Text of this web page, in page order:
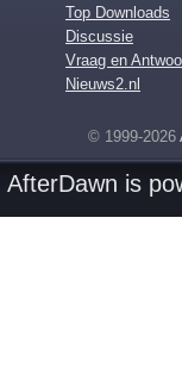
Top Downloads
Discussie
Vraag en
Nieuws2.nl
© 1999-2026
AfterDawn is